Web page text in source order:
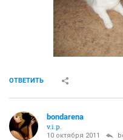
ОТВЕТИТЬ
bondarena
v.i.p.
10 октября 2011